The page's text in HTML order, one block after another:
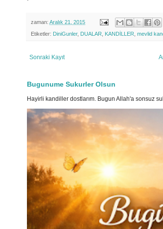
zaman: Aralık 21, 2015
Etiketler: DiniGunler, DUALAR KANDİLLER mevlid
Sonraki Kayıt
Bugunume Sukurler Olsun
Hayirli kandiller dostlarım. Bugun Allah'a sonsuz